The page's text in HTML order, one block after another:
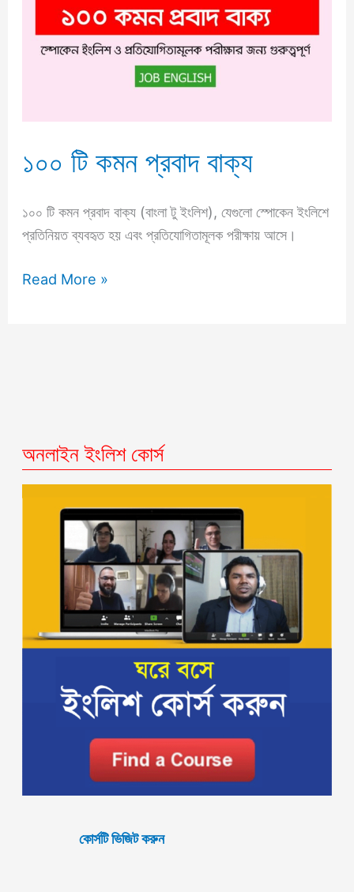
১০০ টি কমন প্রবাদ বাক্য
১০০ টি কমন প্রবাদ বাক্য (বাংলা টু ইংলিশ), যেগুলো স্পোকেন ইংলিশে
প্রতিনিয়ত ব্যবহৃত হয় এবং প্রতিযোগিতামূলক পরীক্ষায় আসে।
Read More »
অনলাইন ইংলিশ কোর্স
কোর্সটি ভিজিট করুন